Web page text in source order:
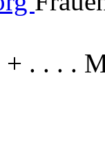
. . . .